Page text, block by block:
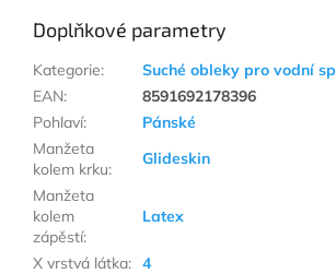
Doplňkové parametry
Kategorie:
Suché obleky pro vodní
EAN:
8591692178396
Pohlaví:
Pánské
Manžeta
kolem krku:
Glideskin
Manžeta
kolem
zápěstí:
Latex
X vrstvá látka: 4